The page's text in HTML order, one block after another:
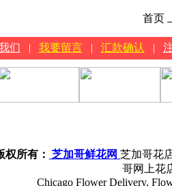
首页
们 | 我要留言 | 汇款确认 |
权所有： 芝加哥鲜花网 芝加哥花
哥网上花
Chicago Flower Delivery,